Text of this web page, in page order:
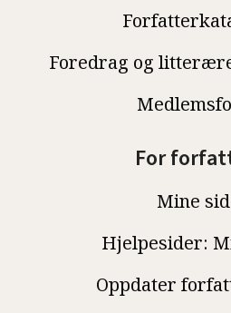
Foredrag og
For
Mine
Hjelpesider:
Oppdater